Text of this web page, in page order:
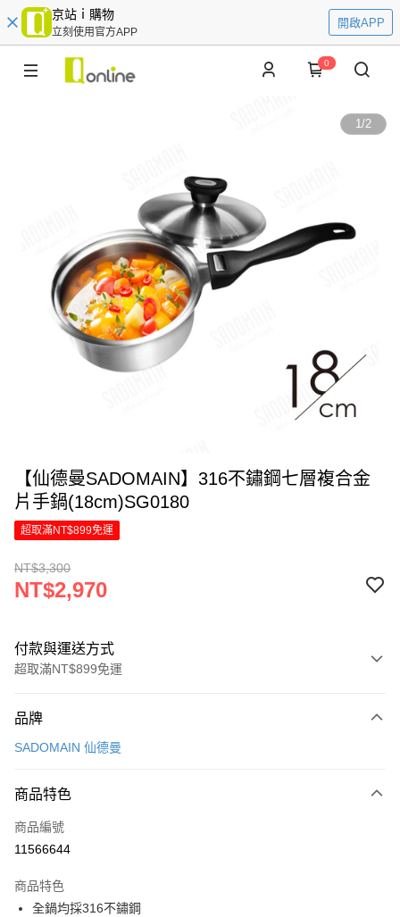
京站ｉ購物
立刻使用官方APP
開啟APP
0
1/2
【仙德曼SADOMAIN】316不鏽鋼七層複合金
片手鍋(18cm)SG0180
超取滿NT$899免運
NT$3,300
NT$2,970
付款與運送方式
超取滿NT$899免運
信用卡一次付款
Apple Pay
街口支付
Google Pay
品牌
SADOMAIN 仙德曼
商品特色
商品編號
11566644
商品特色
全鍋均採316不鏽鋼